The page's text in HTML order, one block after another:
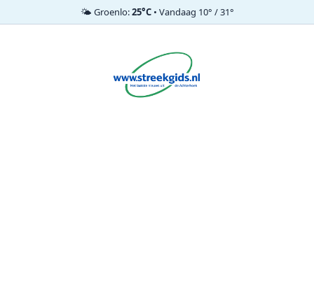
🌤️ Groenlo:25°C• Vandaag 10° / 31°